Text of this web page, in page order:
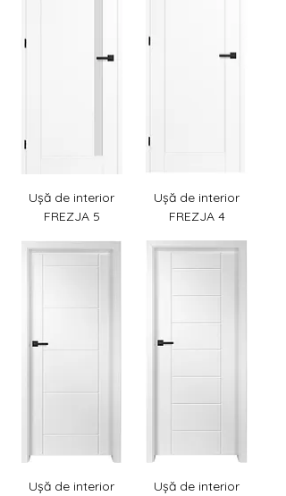
Ușă de interior
FREZJA 5
Ușă de interior
FREZJA 4
Ușă de interior
Ușă de interior